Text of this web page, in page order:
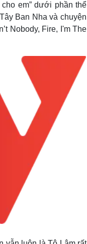
em” dưới phần thể
Ban Nha và chuyện
Nobody, Fire, I'm The